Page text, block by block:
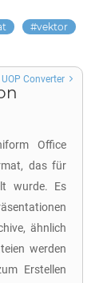
vektor
Office
das für
wurde. Es
ähnlich
werden
Erstellen
UOP Converter